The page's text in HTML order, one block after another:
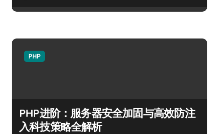
PHP
PHP进阶：服务器安全加固与高效防注
入科技策略全解析